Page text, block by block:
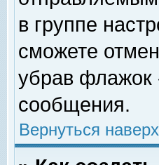
в группе
сможете
убрав флажок
сообщения.
Вернуться наверх